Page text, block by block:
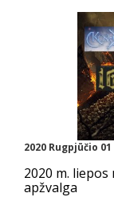
2020 Rugpjūčio 01
2020 m.
apžvalga